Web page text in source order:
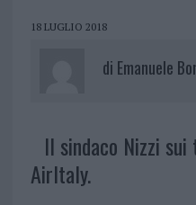
18 LUGLIO 2018
di Emanuele
Il sindaco Nizzi
AirItaly.